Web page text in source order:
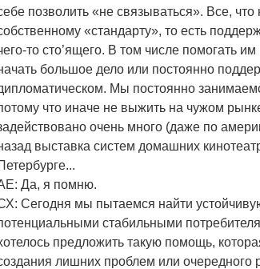
позволить «не связываться». Все,
«стандарту», то есть
то сто’ящего. В том числе помогать
большое дело или постоянно
Мы постоянно
что иначе не выжить на чужом
очень много (даже по
выставка систем домашних
Да, я помню.
Сегодня мы пытаемся найти
стабильными
предложить такую помощь,
лишних проблем или очередного